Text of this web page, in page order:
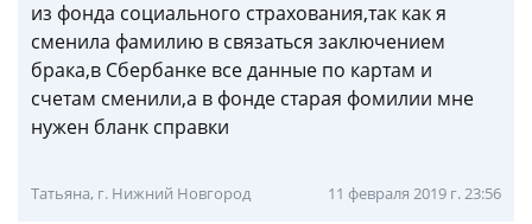
из фонда социального страхования,так как я
сменила фамилию в связаться заключением
брака,в Сбербанке все данные по картам и
счетам сменили,а в фонде старая фомилии мне
нужен бланк справки
Татьяна, г. Нижний Новгород 11 февраля 2019 г. 23:56